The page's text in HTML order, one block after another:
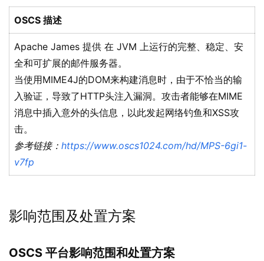
OSCS 描述
Apache James 提供 在 JVM 上运行的完整、稳定、安
全和可扩展的邮件服务器。
当使用MIME4J的DOM来构建消息时，由于不恰当的输
入验证，导致了HTTP头注入漏洞。攻击者能够在MIME
消息中插入意外的头信息，以此发起网络钓鱼和XSS攻
击。
参考链接： https://www.oscs1024.com/hd/MPS-6gi1-
v7fp
影响范围及处置方案
OSCS 平台影响范围和处置方案